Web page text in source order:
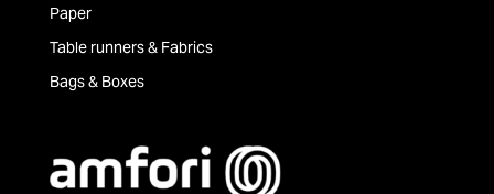
Paper
Table runners & Fabrics
Bags & Boxes